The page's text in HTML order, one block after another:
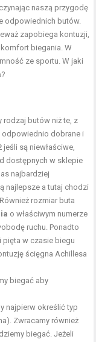
naszą przygodę
odpowiednich butów.
zapobiega kontuzji,
biegania. W
ze sportu. W jaki
?
rodzaj butów niż te, z
odpowiednio dobrane i
są niewłaściwe,
dostępnych w sklepie
najbardziej
najlepsze a tutaj chodzi
rozmiar buta
o właściwym numerze
ruchu. Ponadto
pięta w czasie biegu
ścięgna Achillesa
biegać aby
najpierw określić typ
Zwracamy również
biegać. Jeżeli